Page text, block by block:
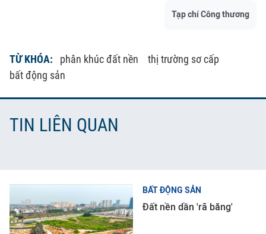
Tạp chí Công thương
TỪ KHÓA: phân khúc đất nền
thị trường sơ cấp
bất động sản
TIN LIÊN QUAN
BẤT ĐỘNG SẢN
Đất nền dần 'rã băng'